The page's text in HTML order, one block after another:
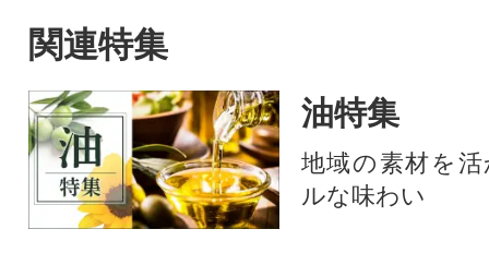
関連特集
油特集
地域の素材を
ルな味わい